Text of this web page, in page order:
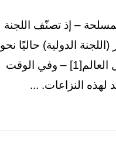
– إذ تصنّف اللجنة
الدولية) حاليًا نحو
130 نزاعًا مسلحًا حول العالم[1] – وفي الوقت
لهذه النزاعات. ...